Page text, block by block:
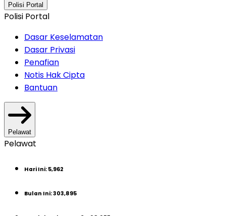
Polisi Portal
Polisi Portal
Dasar Keselamatan
Dasar Privasi
Penafian
Notis Hak Cipta
Bantuan
Pelawat
Pelawat
Hari Ini: 5,962
Bulan Ini:303,895